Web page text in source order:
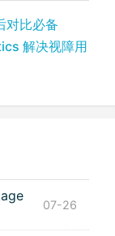
对比必备
解决视障用
07-26